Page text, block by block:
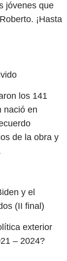
jóvenes que
¡Hasta
los 141
nació en
de la obra y
y el
(II final)
exterior
– 2024?